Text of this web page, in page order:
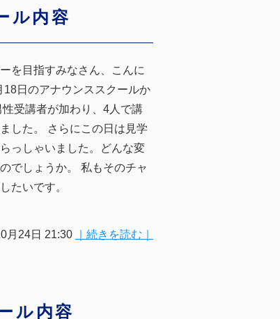
ル内容
を目指すみなさん、こんに
18日のアナウンススクールか
性受講者が加わり、4人で講
した。 さらにこの日は見学
っしゃいました。どんな変
でしょうか。 私もそのチャ
たいです。
月24日 21:30 ｜続きを読む｜
ル内容